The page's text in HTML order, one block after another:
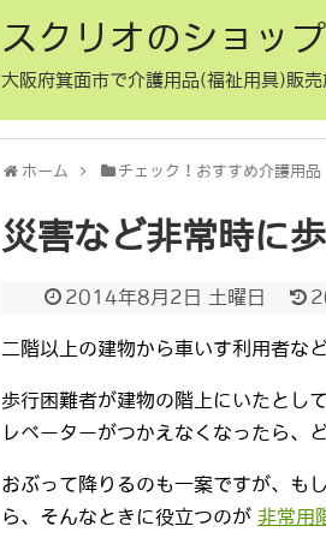
スクリオのショッ
大阪府箕面市で介護用品(福祉用具)販
ホーム チェック！おすすめ介護用品
災害など非常時に
2014年8月2日 土曜日
二階以上の建物から車いす利用者な
歩行困難者が建物の階上にいたとし
レベーターがつかえなくなったら、
おぶって降りるのも一案ですが、も
ら、そんなときに役立つのが 非常用